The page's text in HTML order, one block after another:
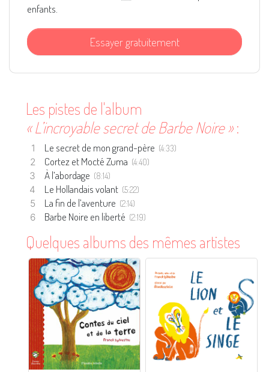
enfants.
Essayer gratuitement
Les pistes de l'album
« L’incroyable secret de Barbe Noire »:
Le secret de mon grand-père (4:33)
Cortez et Mocté Zuma (4:40)
À l’abordage (8:14)
Le Hollandais volant (5:22)
La fin de l’aventure (2:14)
Barbe Noire en liberté (2:19)
Quelques albums des mêmes artistes